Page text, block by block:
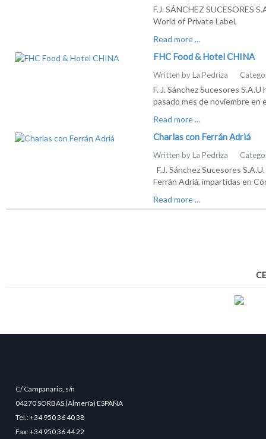
F.J. SÁNCHEZ SUCESORES
World of Private Label,
Read more ...
FHC Food & Hotel CHINA
Written by La Pedriza
F. J. Sánchez Sucesores
pasado mes de noviembre en
Read more ...
Charlas con Ferrán Adriá
Written by La Pedriza
F.J. Sánchez Sucesores
Ferrán Adriá, impartidas en
Read more ...
C/ Campanario, s/n
04270 SORBAS (Almería) ESPAÑA
Tel.: +34 950 36 40 38
Fax: +34 950 36 44 22